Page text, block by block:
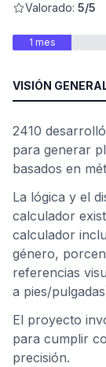
Valorado: 5/5
1 mes
VISIÓN
2410
para generar
basados en
La lógica y el
calculador
calculador
género,
referencias
a pies/
El proyecto
para cumplir
precisión.